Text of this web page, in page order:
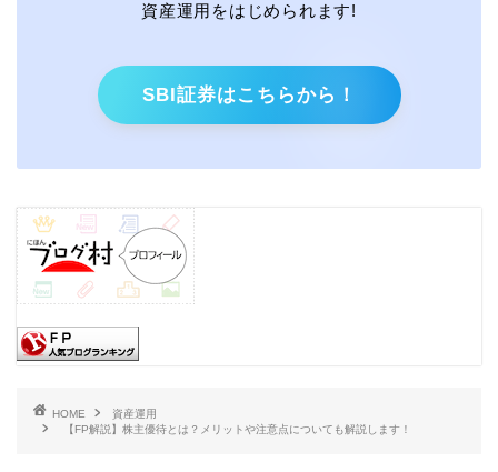
資産運用をはじめられます!
SBI証券はこちらから！
HOME
資産運用
【FP解説】株主優待とは？メリットや注意点についても解説します！